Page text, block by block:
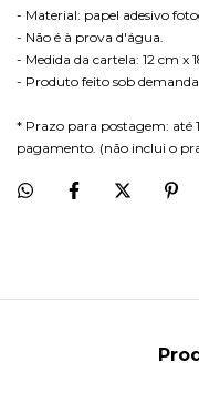
- Material: papel adesivo
- Não é à prova d'água.
- Medida da cartela: 12 cm x
- Produto feito sob
* Prazo para postagem: até
pagamento. (não inclui o